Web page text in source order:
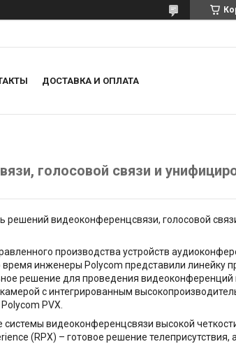
ДОСТАВКА И ОПЛАТА
голосовой связи и
решений видеоконференцсвязи, голосовой
производства устройств
инженеры Polycom представили линейку
решение для проведения
с интегрированным
PVX.
видеоконференцсвязи высокой
(RPX) – готовое решение телеприсутствия,